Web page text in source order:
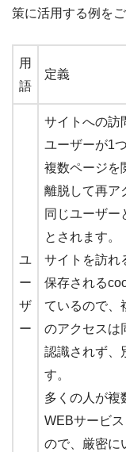
策に活用する例をご
用
語
定義
ユ
ー
ザ
ー
サイトへの訪
ユーザーが1
複数ページを
離脱して再ア
同じユーザー
とされます。
サイトを訪れ
保存される
ているので、
のアクセスは
認識されず、
す。
多くの人が複
WEBサービ
ので、厳密に